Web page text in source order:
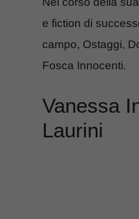
e fiction di
campo, Ostaggi,
Fosca Innocenti.
Vanessa
Laurini